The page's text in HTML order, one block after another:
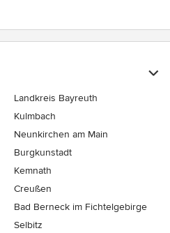
Landkreis Bayreuth
Kulmbach
Neunkirchen am Main
Burgkunstadt
Kemnath
Creußen
Bad Berneck im Fichtelgebirge
Selbitz